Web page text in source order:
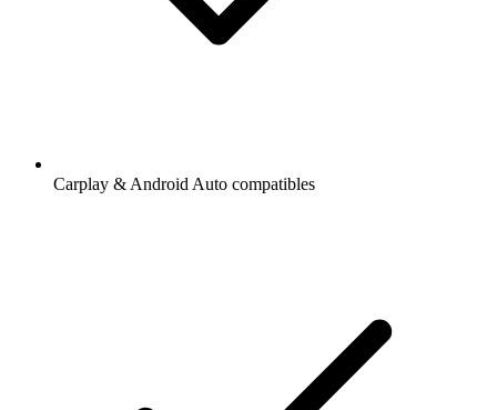
Carplay & Android Auto compatibles